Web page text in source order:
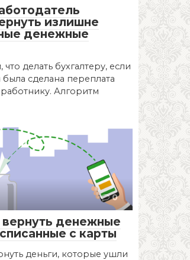
излишне
денежные
что делать бухгалтеру, если
сделана переплата
Алгоритм
0
денежные
с карты
деньги, которые ушли